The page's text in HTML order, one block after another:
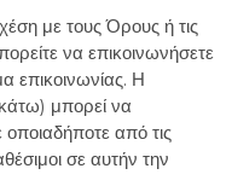
με τους Όρους ή τις
να επικοινωνήσετε
επικοινωνίας. Η
μπορεί να
οποιαδήποτε από τις
σε αυτήν την